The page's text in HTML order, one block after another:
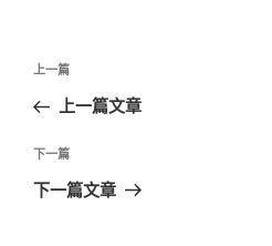
文
導
覽
上
一
文
章
上一篇
上一篇文章
下
一
下一篇
下一篇文章